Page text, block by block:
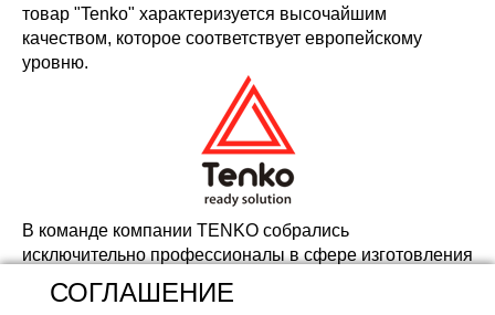
Готовые решения
товар "Tenko" характеризуется высочайшим
качеством, которое соответствует европейскому
уровню.
В команде компании TENKO собрались
исключительно профессионалы в сфере изготовления
теплооборудования. Именно поэтому мы уверены в
высоком качестве наших товаров! Лучшие мастера по
СОГЛАШЕНИЕ